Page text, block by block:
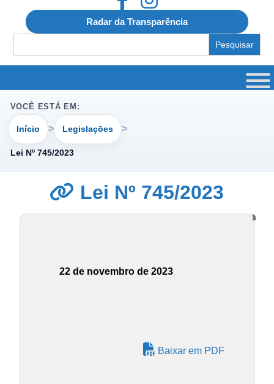
Radar da Transparência
for:
VOCÊ ESTÁ EM:
Início Legislações
Lei Nº 745/2023
Lei Nº 745/2023
22 de novembro de 2023
Baixar em PDF